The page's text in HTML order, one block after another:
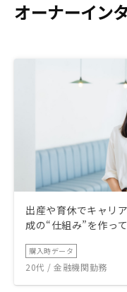
オーナーイン
出産や育休でキャリ
成の“仕組み”を作っ
購入時データ
20代 / 金融機関勤務